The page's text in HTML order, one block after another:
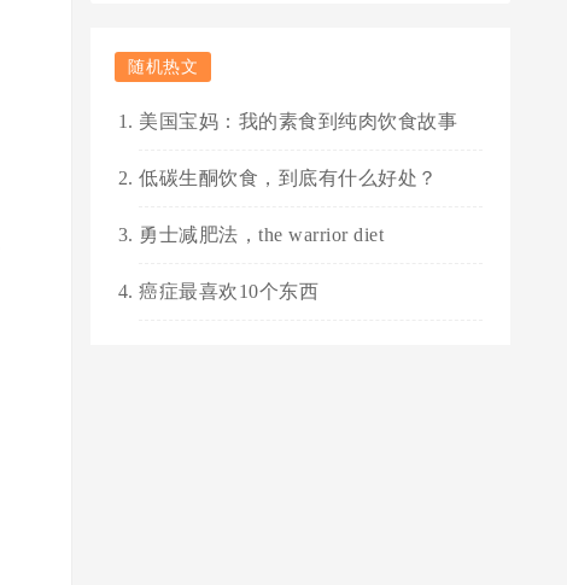
随机热文
美国宝妈：我的素食到纯肉饮食故事
低碳生酮饮食，到底有什么好处？
勇士减肥法，the warrior diet
癌症最喜欢10个东西